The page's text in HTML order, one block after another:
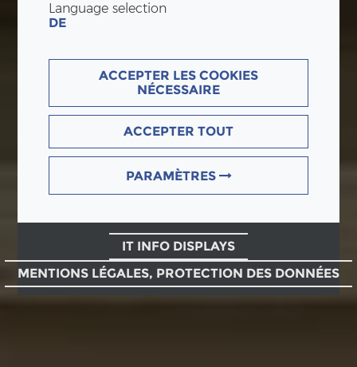
Language selection
DE
ACCEPTER LES COOKIES
NÉCESSAIRE
ACCEPTER TOUT
PARAMÈTRES
IT INFO DISPLAYS
MENTIONS LÉGALES, PROTECTION DES DONNÉES